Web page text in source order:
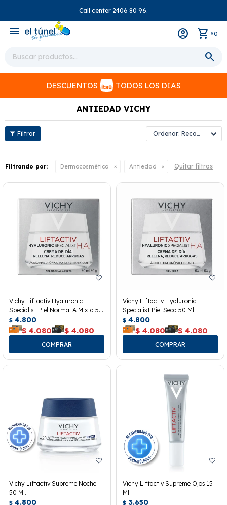
Call center 2406 80 96.
menu $0
DESCUENTOS TODOS LOS DIAS
ANTIEDAD VICHY
Recomendados
Filtrando por: Dermocosmética Antiedad Quitar filtros
Vichy Liftactiv Hyaluronic
Specialist Piel Normal A Mixta 50
Ml.
$ 4.800
$ 4.080 $ 4.080
Vichy Liftactiv Hyaluronic
Specialist Piel Seca 50 Ml.
$ 4.800
$ 4.080 $ 4.080
Vichy Liftactiv Supreme Noche
50 Ml.
$ 4.800
Vichy Liftactiv Supreme Ojos 15
Ml.
$ 3.650
close